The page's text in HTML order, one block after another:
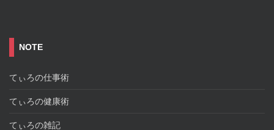
NOTE
てぃろの仕事術
てぃろの健康術
てぃろの雑記